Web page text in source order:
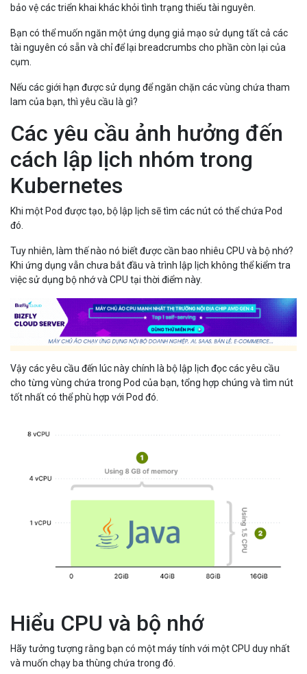
bảo vệ các triển khai khác khỏi tình trạng thiếu tài nguyên.
Bạn có thể muốn ngăn một ứng dụng giả mạo sử dụng tất cả các
tài nguyên có sẵn và chỉ để lại breadcrumbs cho phần còn lại của
cụm.
Nếu các giới hạn được sử dụng để ngăn chặn các vùng chứa tham
lam của bạn, thì yêu cầu là gì?
Các yêu cầu ảnh hưởng đến
cách lập lịch nhóm trong
Kubernetes
Khi một Pod được tạo, bộ lập lịch sẽ tìm các nút có thể chứa Pod
đó.
Tuy nhiên, làm thế nào nó biết được cần bao nhiêu CPU và bộ nhớ?
Khi ứng dụng vẫn chưa bắt đầu và trình lập lịch không thể kiểm tra
việc sử dụng bộ nhớ và CPU tại thời điểm này.
Vậy các yêu cầu đến lúc này chính là bộ lập lịch đọc các yêu cầu
cho từng vùng chứa trong Pod của bạn, tổng hợp chúng và tìm nút
tốt nhất có thể phù hợp với Pod đó.
Hiểu CPU và bộ nhớ
Hãy tưởng tượng rằng bạn có một máy tính với một CPU duy nhất
và muốn chạy ba thùng chứa trong đó.